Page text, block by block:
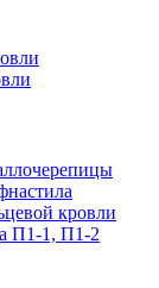
кровли
П1-1, П1-2